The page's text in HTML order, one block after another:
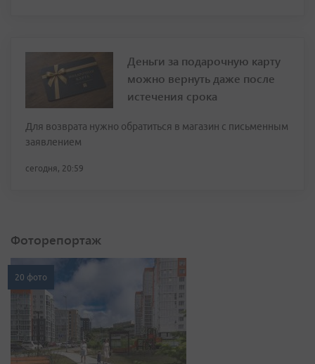
Деньги за подарочную карту
можно вернуть даже после
истечения срока
Для возврата нужно обратиться в магазин с письменным
заявлением
сегодня, 20:59
Фоторепортаж
20 фото